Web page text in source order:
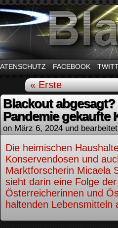
zum Thema Stromausfall
FACEBOOK
« Erste
Blackout
Pandemie gekaufte
on März 6, 2024 und
Die heimischen
Konservendosen und
Marktforscherin Micaela
sieht darin eine Folge
Österreicherinnen und
haltenden Lebensmitteln